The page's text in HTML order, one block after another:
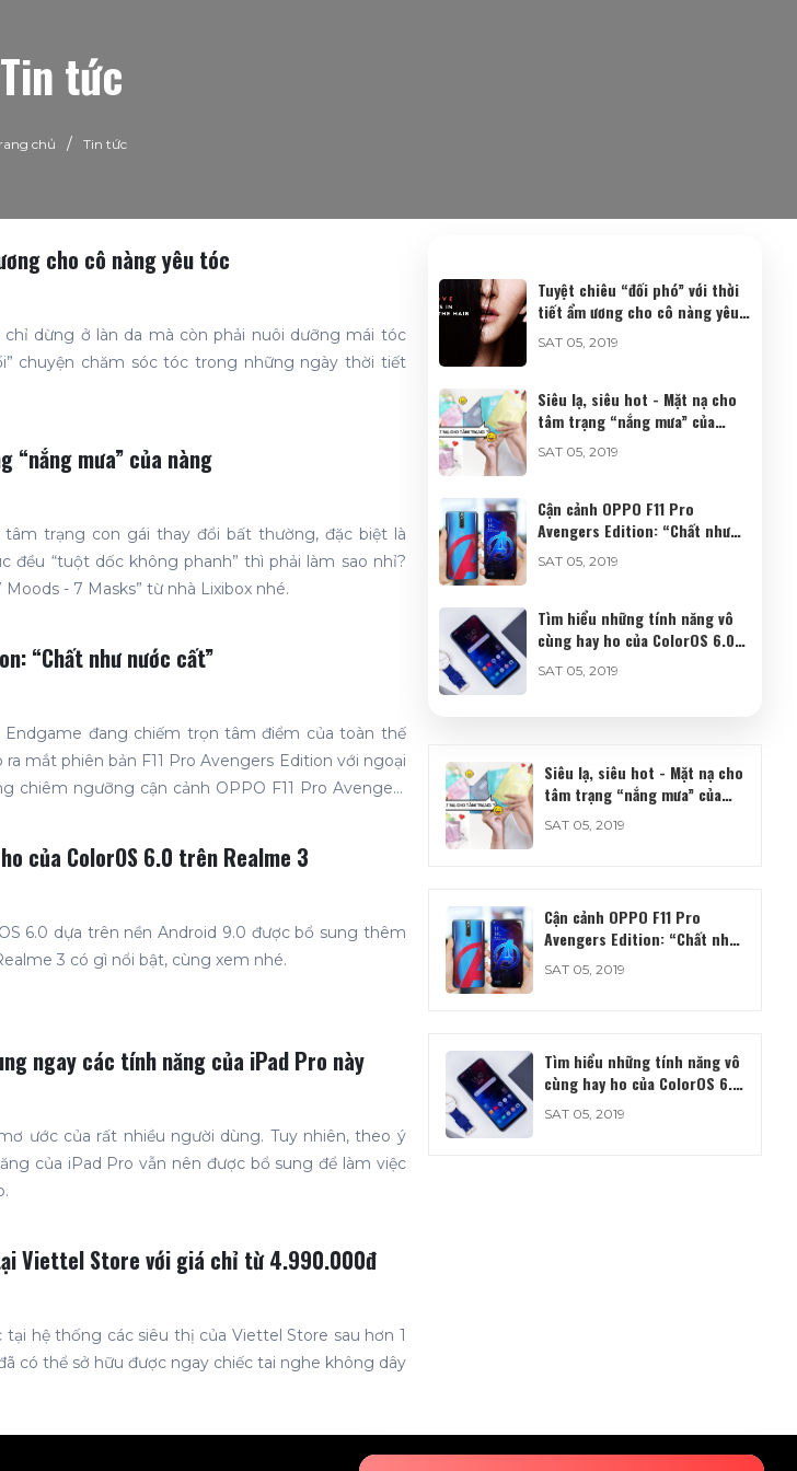
Tin tức
chủ / Tin tức
cho cô nàng yêu tóc
dừng ở làn da mà còn phải nuôi dưỡng mái tóc
chuyện chăm sóc tóc trong những ngày thời tiết
“nắng mưa” của nàng
tâm trạng con gái thay đổi bất thường, đặc biệt là
đều “tuột dốc không phanh” thì phải làm sao nhỉ?
- 7 Masks” từ nhà Lixibox nhé.
“Chất như nước cất”
đang chiếm trọn tâm điểm của toàn thế
mắt phiên bản F11 Pro Avengers Edition với ngoại
chiêm ngưỡng cận cảnh OPPO F11 Pro Avengers
của ColorOS 6.0 trên Realme 3
6.0 dựa trên nền Android 9.0 được bổ sung thêm
3 có gì nổi bật, cùng xem nhé.
ngay các tính năng của iPad Pro này
ước của rất nhiều người dùng. Tuy nhiên, theo ý
của iPad Pro vẫn nên được bổ sung để làm việc
Viettel Store với giá chỉ từ 4.990.000đ
hệ thống các siêu thị của Viettel Store sau hơn 1
có thể sở hữu được ngay chiếc tai nghe không dây
Tuyệt chiêu “đối phó” với thời
tiết ẩm ương cho cô nàng yêu
tóc
SAT 05, 2019
Siêu lạ, siêu hot - Mặt nạ cho
tâm trạng “nắng mưa” của
nàng
SAT 05, 2019
Cận cảnh OPPO F11 Pro
Avengers Edition: “Chất như
nước cất”
SAT 05, 2019
Tìm hiểu những tính năng vô
cùng hay ho của ColorOS 6.0
trên Realme 3
SAT 05, 2019
năng của iPad Pro này
SAT 05, 2019
Siêu lạ, siêu hot - Mặt nạ cho
tâm trạng “nắng mưa” của
nàng
SAT 05, 2019
Cận cảnh OPPO F11 Pro
Avengers Edition: “Chất như
nước cất”
SAT 05, 2019
Tìm hiểu những tính năng vô
cùng hay ho của ColorOS 6.0
trên Realme 3
SAT 05, 2019